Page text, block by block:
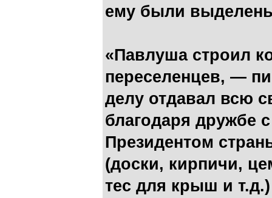
ему были
«Павлуша строил
переселенцев, —
делу отдавал всю
благодаря дружбе
Президентом
(доски, кирпичи,
тес для крыш и